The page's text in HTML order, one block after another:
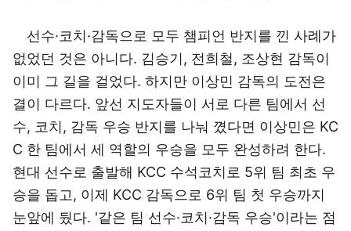
선수·코치·감독으로 모두 챔피언 반지를 낀 사례가
없었던 것은 아니다. 김승기, 전희철, 조상현 감독이
이미 그 길을 걸었다. 하지만 이상민 감독의 도전은
결이 다르다. 앞선 지도자들이 서로 다른 팀에서 선
수, 코치, 감독 우승 반지를 나눠 꼈다면 이상민은 KC
C 한 팀에서 세 역할의 우승을 모두 완성하려 한다.
현대 선수로 출발해 KCC 수석코치로 5위 팀 최초 우
승을 돕고, 이제 KCC 감독으로 6위 팀 첫 우승까지
눈앞에 뒀다. '같은 팀 선수·코치·감독 우승'이라는 점